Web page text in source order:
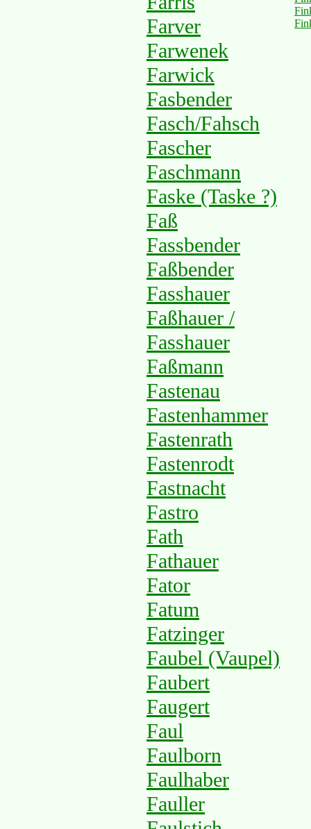
Farver
Farwenek
Farwick
Fasbender
Fasch/Fahsch
Fascher
Faschmann
Faske (Taske ?)
Faß
Fassbender
Faßbender
Fasshauer
Faßhauer /
Fasshauer
Faßmann
Fastenau
Fastenhammer
Fastenrath
Fastenrodt
Fastnacht
Fastro
Fath
Fathauer
Fator
Fatum
Fatzinger
Faubel (Vaupel)
Faubert
Faugert
Faul
Faulborn
Faulhaber
Fauller